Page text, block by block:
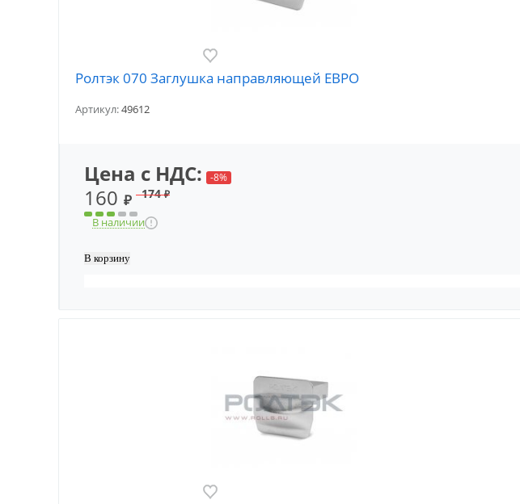
Ролтэк 070 Заглушка направляющей ЕВРО
Артикул:49612
Цена с НДС: -8%
160₽ 174₽
В наличии